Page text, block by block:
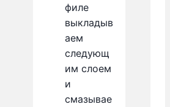
филе
выкладыв
аем
следующ
им слоем
и
смазывае